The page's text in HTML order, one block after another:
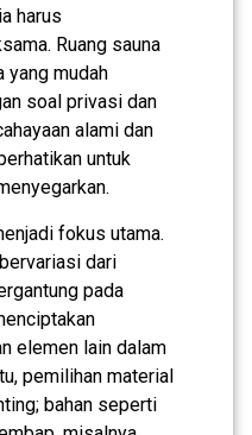
harus
Ruang sauna
yang mudah
soal privasi dan
alami dan
untuk
fokus utama.
dari
pada
elemen lain dalam
pemilihan material
bahan seperti